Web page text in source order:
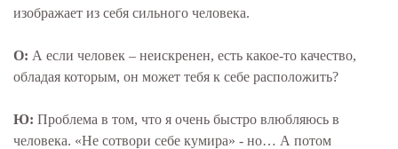
изображает из себя сильного человека.
О: А если человек – неискренен, есть какое-то качество,
обладая которым, он может тебя к себе расположить?
Ю: Проблема в том, что я очень быстро влюбляюсь в
человека. «Не сотвори себе кумира» - но… А потом